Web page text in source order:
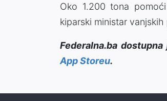
Oko 1.200 tona
kiparski ministar
Federalna.ba
App Storeu.